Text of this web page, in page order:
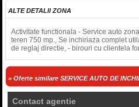
ALTE DETALII ZONA
Activitate functionala - Service auto
teren 750 mp., Se inchiriaza complet
de reglaj directie, - birouri cu clientela
» Oferte similare SERVICE AUTO DE
Contact agentie